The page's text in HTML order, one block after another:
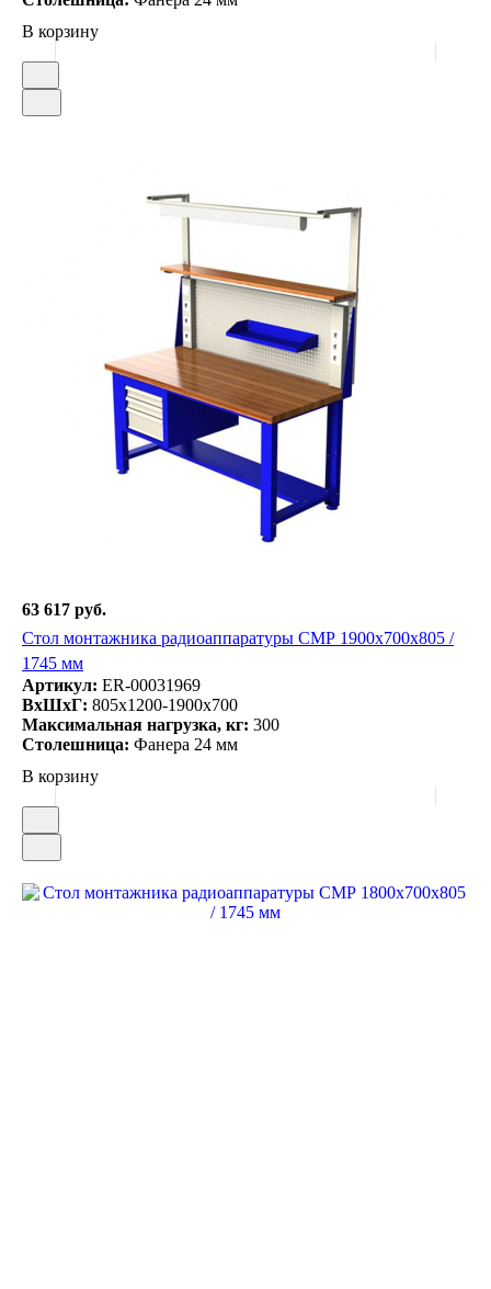
В корзину
63 617 руб.
Стол монтажника радиоаппаратуры СМР 1900х700х805 /
1745 мм
Артикул: ER-00031969
ВxШxГ: 805x1200-1900x700
Максимальная нагрузка, кг: 300
Столешница: Фанера 24 мм
В корзину